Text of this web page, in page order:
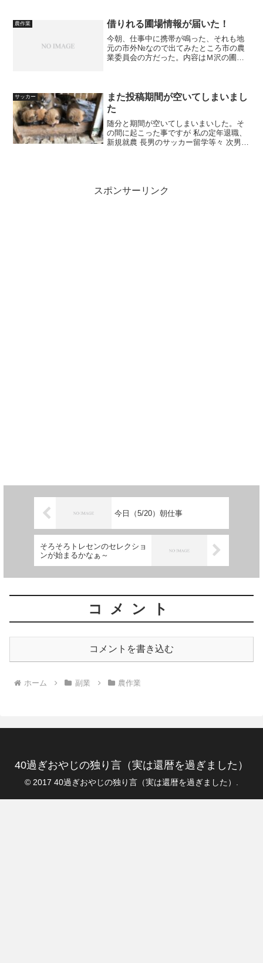
である。トマトの状態...
農作業 借りれる圃場情報が届いた！
今朝、仕事中に携帯が鳴った、それも地
元の市外№なので出てみたところ市の農
業委員会の方だった。内容はＭ沢の圃場
ただいたのである。今年ま...
サッカー
また投稿期間が空いてしまいまし
た
随分と期間が空いてしまいまいした。そ
の間に起こった事ですが 私の定年退職、
新規就農 長男のサッカー留学等々 次男の
スポンサーリンク
今日（5/20）朝仕事
そろそろトレセンのセレクショ
ンが始まるかなぁ～
コメント
コメントを書き込む
ホーム 副業 農作業
40過ぎおやじの独り言（実は還暦を過ぎました）
© 2017 40過ぎおやじの独り言（実は還暦を過ぎました）.